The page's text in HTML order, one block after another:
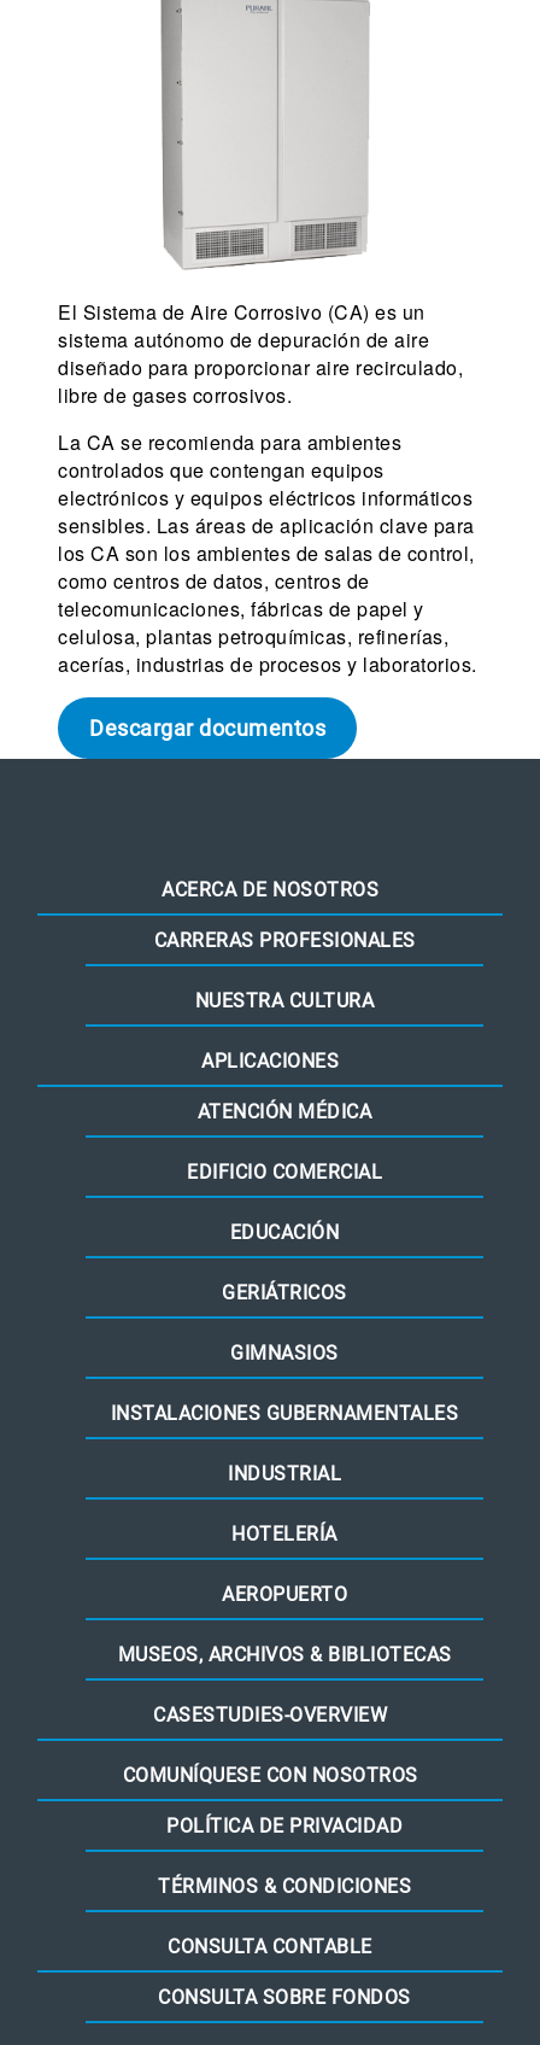
El Sistema de Aire Corrosivo (CA) es un
sistema autónomo de depuración de aire
diseñado para proporcionar aire recirculado,
libre de gases corrosivos.
La CA se recomienda para ambientes
controlados que contengan equipos
electrónicos y equipos eléctricos informáticos
sensibles. Las áreas de aplicación clave para
los CA son los ambientes de salas de control,
como centros de datos, centros de
telecomunicaciones, fábricas de papel y
celulosa, plantas petroquímicas, refinerías,
acerías, industrias de procesos y laboratorios.
Descargar documentos
ACERCA DE NOSOTROS
CARRERAS PROFESIONALES
NUESTRA CULTURA
APLICACIONES
ATENCIÓN MÉDICA
EDIFICIO COMERCIAL
EDUCACIÓN
GERIÁTRICOS
GIMNASIOS
INSTALACIONES GUBERNAMENTALES
INDUSTRIAL
HOTELERÍA
AEROPUERTO
MUSEOS, ARCHIVOS & BIBLIOTECAS
CASESTUDIES-OVERVIEW
COMUNÍQUESE CON NOSOTROS
POLÍTICA DE PRIVACIDAD
TÉRMINOS & CONDICIONES
CONSULTA CONTABLE
CONSULTA SOBRE FONDOS